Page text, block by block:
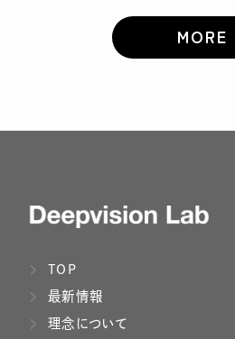
MORE
TOP
最新情報
理念について